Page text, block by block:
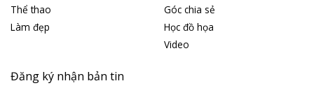
Thể thao
Làm đẹp
Góc chia sẻ
Học đồ họa
Video
Đăng ký nhận bản tin